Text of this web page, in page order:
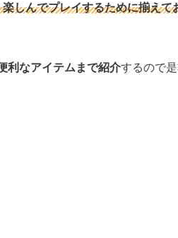
しんでプレイするために揃えて
利なアイテムまで紹介するので